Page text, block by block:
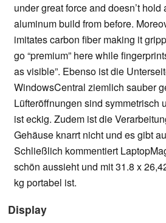
under great force and doesn’t
aluminum build from before.
imitates carbon fiber making it
go “premium” here while
as visible”. Ebenso ist die
WindowsCentral ziemlich sauber
Lüfteröffnungen sind symmetrisch
ist eckig. Zudem ist die
Gehäuse knarrt nicht und es gibt
Schließlich kommentiert
schön aussieht und mit 31.8 x
kg portabel ist.
Display